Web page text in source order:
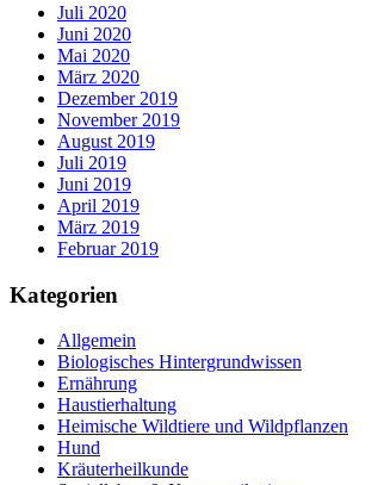
Juli 2020
Juni 2020
Mai 2020
März 2020
Dezember 2019
November 2019
August 2019
Juli 2019
Juni 2019
April 2019
März 2019
Februar 2019
Kategorien
Allgemein
Biologisches Hintergrundwissen
Ernährung
Haustierhaltung
Heimische Wildtiere und Wildpflanzen
Hund
Kräuterheilkunde